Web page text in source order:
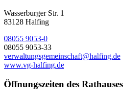
Wasserburger Str. 1
83128 Halfing
08055 9053-0
08055 9053-33
verwaltungsgemeinschaft@halfing.de
www.vg-halfing.de
Öffnungszeiten des Rathauses